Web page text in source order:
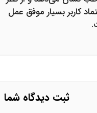
کاربر بسیار موفق عمل
ثبت دیدگاه شما